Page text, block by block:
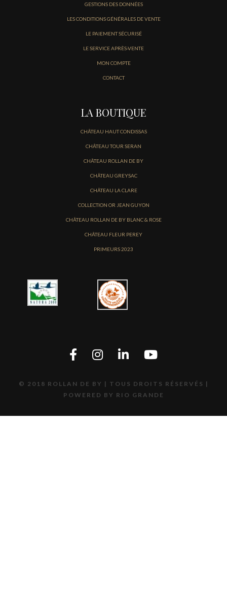
GESTIONS DES DONNÉES
LES CONDITIONS GÉNÉRALES DE VENTE
LE PAIEMENT SÉCURISÉ
LE SERVICE APRÈS-VENTE
MON COMPTE
CONTACT
LA BOUTIQUE
CHÂTEAU HAUT CONDISSAS
CHÂTEAU TOUR SERAN
CHÂTEAU ROLLAN DE BY
CHÂTEAU GREYSAC
CHÂTEAU LA CLARE
COLLECTION OR JEAN GUYON
CHÂTEAU ROLLAN DE BY BLANC & ROSE
CHÂTEAU FLEUR PEREY
PRIMEURS 2023
© 2018 ROLLAN DE BY | TOUS DROITS RÉSERVÉS |
POWERED BY RIO GRANDE